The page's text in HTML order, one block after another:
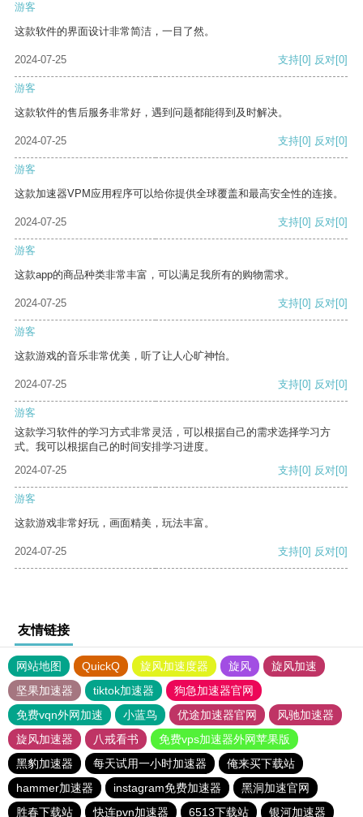
游客
这款软件的界面设计非常简洁，一目了然。
2024-07-25 支持[0] 反对[0]
游客
这款软件的售后服务非常好，遇到问题都能得到及时解决。
2024-07-25 支持[0] 反对[0]
游客
这款加速器VPM应用程序可以给你提供全球覆盖和最高安全性的连接。
2024-07-25 支持[0] 反对[0]
游客
这款app的商品种类非常丰富，可以满足我所有的购物需求。
2024-07-25 支持[0] 反对[0]
游客
这款游戏的音乐非常优美，听了让人心旷神怡。
2024-07-25 支持[0] 反对[0]
游客
这款学习软件的学习方式非常灵活，可以根据自己的需求选择学习方
式。我可以根据自己的时间安排学习进度。
2024-07-25
支持[0] 反对[0]
游客
这款游戏非常好玩，画面精美，玩法丰富。
2024-07-25 支持[0] 反对[0]
友情链接
网站地图 QuickQ 旋风加速度器 旋风
旋风加速
坚果加速器
tiktok加速器
狗急加速器官网
免费vqn外网加速
小蓝鸟 优途加速器官网
风驰加速器
旋风加速器
八戒看书
免费vps加速器外网苹果版
黑豹加速器
每天试用一小时加速器
俺来买下载站
hammer加速器
instagram免费加速器
黑洞加速官网
胜春下载站
快连pvn加速器 6513下载站 银河加速器